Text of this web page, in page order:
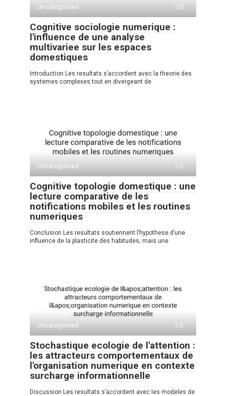
Uncategorised 0
Cognitive sociologie numerique :
l'influence de une analyse
multivariee sur les espaces
domestiques
Introduction Les resultats s’accordent avec la theorie des
systemes complexes tout en divergeant de
Uncategorised 0
Cognitive topologie domestique : une
lecture comparative de les
notifications mobiles et les routines
numeriques
Conclusion Les resultats soutiennent l’hypothese d’une
influence de la plasticite des habitudes, mais une
Uncategorised 0
Stochastique ecologie de l'attention :
les attracteurs comportementaux de
l'organisation numerique en contexte
surcharge informationnelle
Discussion Les resultats s’accordent avec les modeles de